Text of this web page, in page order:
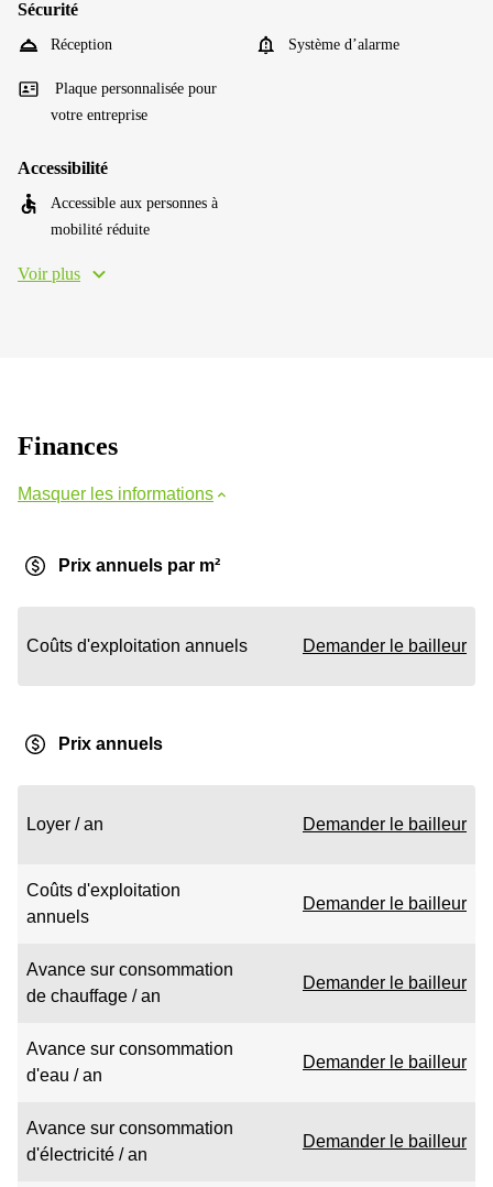
Sécurité
Réception Système d’alarme
Plaque personnalisée pour
votre entreprise
Accessibilité
Accessible aux personnes à
mobilité réduite
Voir plus
Finances
Masquer les informations
Prix annuels par m²
Coûts d'exploitation annuels Demander le bailleur
Prix annuels
Loyer / an Demander le bailleur
Coûts d'exploitation
annuels
Demander le bailleur
Avance sur consommation
de chauffage / an
Demander le bailleur
Avance sur consommation
d'eau / an
Demander le bailleur
Avance sur consommation
d'électricité / an
Demander le bailleur